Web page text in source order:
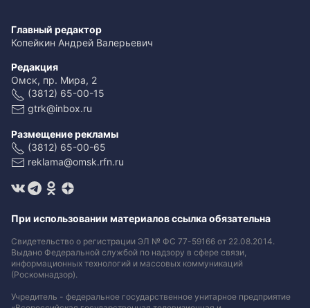
Главный редактор
Копейкин Андрей Валерьевич
Редакция
Омск, пр. Мира, 2
(3812) 65-00-15
gtrk@inbox.ru
Размещение рекламы
(3812) 65-00-65
reklama@omsk.rfn.ru
При использовании материалов ссылка обязательна
Свидетельство о регистрации ЭЛ № ФС 77-59166 от 22.08.2014.
Выдано Федеральной службой по надзору в сфере связи,
информационных технологий и массовых коммуникаций
(Роскомнадзор).
Учредитель - федеральное государственное унитарное предприятие